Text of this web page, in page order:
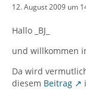
12. August 2009 um
Hallo _BJ_
und willkommen
Da wird
diesem Beitrag